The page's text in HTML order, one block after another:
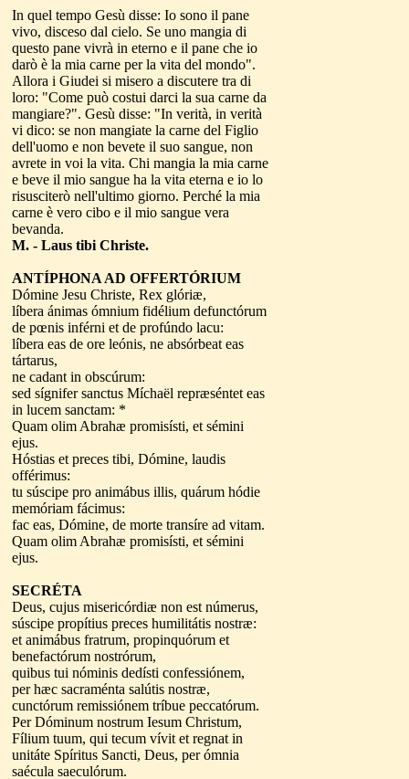
In quel tempo Gesù disse: Io sono il pane
vivo, disceso dal cielo. Se uno mangia di
questo pane vivrà in eterno e il pane che io
darò è la mia carne per la vita del mondo".
Allora i Giudei si misero a discutere tra di
loro: "Come può costui darci la sua carne da
mangiare?". Gesù disse: "In verità, in verità
vi dico: se non mangiate la carne del Figlio
dell'uomo e non bevete il suo sangue, non
avrete in voi la vita. Chi mangia la mia carne
e beve il mio sangue ha la vita eterna e io lo
risusciterò nell'ultimo giorno. Perché la mia
carne è vero cibo e il mio sangue vera
bevanda.
M. - Laus tibi Christe.
ANTÍPHONA AD OFFERTÓRIUM
Dómine Jesu Christe, Rex glóriæ,
líbera ánimas ómnium fidélium defunctórum
de pœnis inférni et de profúndo lacu:
líbera eas de ore leónis, ne absórbeat eas
tártarus,
ne cadant in obscúrum:
sed sígnifer sanctus Míchaël repræséntet eas
in lucem sanctam: *
Quam olim Abrahæ promisísti, et sémini
ejus.
Hóstias et preces tibi, Dómine, laudis
offérimus:
tu súscipe pro animábus illis, quárum hódie
memóriam fácimus:
fac eas, Dómine, de morte transíre ad vitam.
Quam olim Abrahæ promisísti, et sémini
ejus.
SECRÉTA
Deus, cujus misericórdiæ non est númerus,
súscipe propítius preces humilitátis nostræ:
et animábus fratrum, propinquórum et
benefactórum nostrórum,
quibus tui nóminis dedísti confessiónem,
per hæc sacraménta salútis nostræ,
cunctórum remissiónem tríbue peccatórum.
Per Dóminum nostrum Iesum Christum,
Fílium tuum, qui tecum vívit et regnat in
unitáte Spíritus Sancti, Deus, per ómnia
saécula saeculórum.